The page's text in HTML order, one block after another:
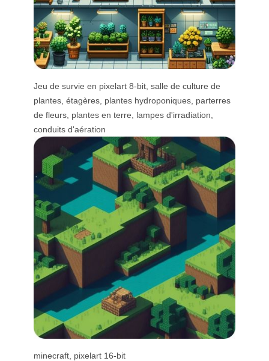
Jeu de survie en pixelart 8-bit, salle de culture de
plantes, étagères, plantes hydroponiques, parterres
de fleurs, plantes en terre, lampes d'irradiation,
conduits d'aération
minecraft, pixelart 16-bit